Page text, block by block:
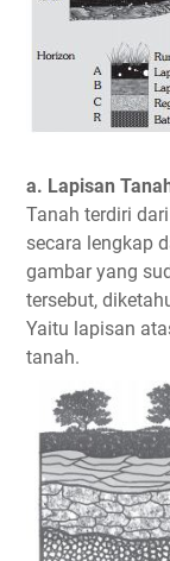
a. Lapisan
Tanah terdiri
secara lengkap
gambar yang
tersebut,
Yaitu lapisan
tanah.